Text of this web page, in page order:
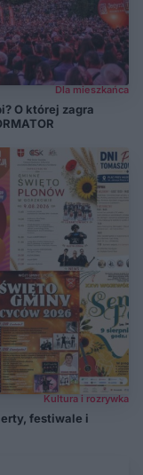
Dla mieszkańca
O której zagra
Kultura i rozrywka
festiwale i